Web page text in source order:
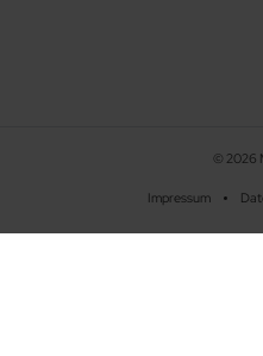
© 2026
Impressum